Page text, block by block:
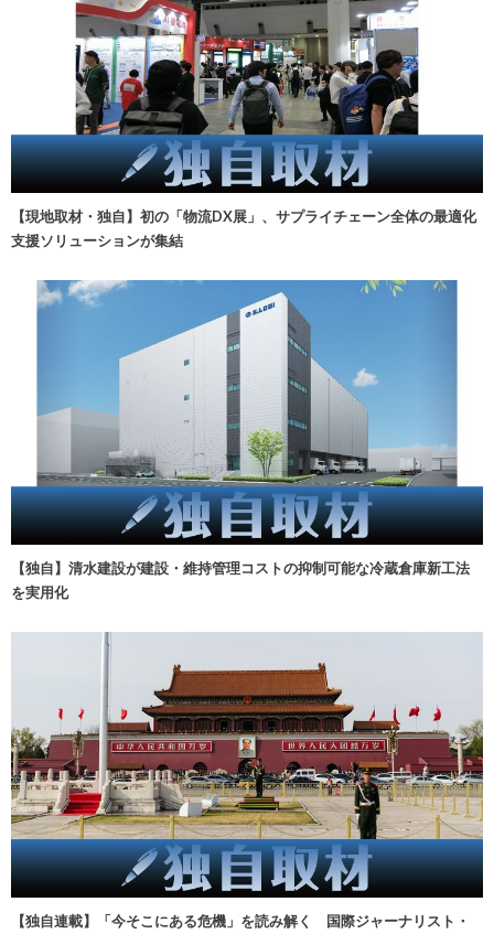
【現地取材・独自】初の「物流DX展」、サプライチェーン全体の最適化
支援ソリューションが集結
【独自】清水建設が建設・維持管理コストの抑制可能な冷蔵倉庫新工法
を実用化
【独自連載】「今そこにある危機」を読み解く 国際ジャーナリスト・